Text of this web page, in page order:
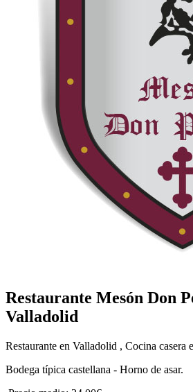
Restaurante Mesón Don
Valladolid
Restaurante en Valladolid , Cocina casera
Bodega típica castellana - Horno de asar.